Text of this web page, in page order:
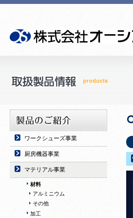
ワークシューズ事業
厨房機器事業
マテリアル事業
材料
アルミニウム
その他
加工